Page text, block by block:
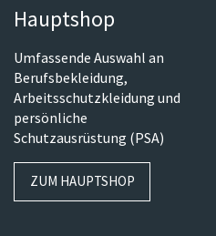
Hauptshop
Umfassende Auswahl an
Berufsbekleidung,
Arbeitsschutzkleidung und
persönliche
Schutzausrüstung (PSA)
ZUM HAUPTSHOP